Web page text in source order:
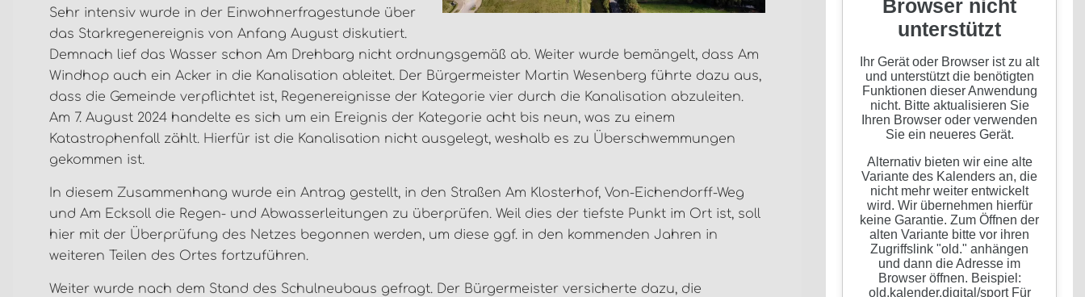
Sehr intensiv wurde in der Einwohnerfragestunde über
das Starkregenereignis von Anfang August diskutiert.
Demnach lief das Wasser schon Am Drehbarg nicht ordnungsgemäß ab. Weiter wurde bemängelt, dass Am
Windhop auch ein Acker in die Kanalisation ableitet. Der Bürgermeister Martin Wesenberg führte dazu aus,
dass die Gemeinde verpflichtet ist, Regenereignisse der Kategorie vier durch die Kanalisation abzuleiten.
Am 7. August 2024 handelte es sich um ein Ereignis der Kategorie acht bis neun, was zu einem
Katastrophenfall zählt. Hierfür ist die Kanalisation nicht ausgelegt, weshalb es zu Überschwemmungen
gekommen ist.
In diesem Zusammenhang wurde ein Antrag gestellt, in den Straßen Am Klosterhof, Von-Eichendorff-Weg
und Am Ecksoll die Regen- und Abwasserleitungen zu überprüfen. Weil dies der tiefste Punkt im Ort ist, soll
hier mit der Überprüfung des Netzes begonnen werden, um diese ggf. in den kommenden Jahren in
weiteren Teilen des Ortes fortzuführen.
Weiter wurde nach dem Stand des Schulneubaus gefragt. Der Bürgermeister versicherte dazu, die